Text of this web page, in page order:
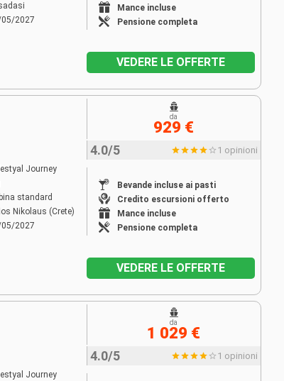
2027
Mance incluse
Pensione completa
VEDERE LE OFFERTE
Journey
standard
Nikolaus (Crete)
2027
4.0/5 1 opinioni
Bevande incluse ai pasti
Credito escursioni offerto
Mance incluse
Pensione completa
da
929 €
VEDERE LE OFFERTE
Journey
4.0/5 1 opinioni
da
1 029 €